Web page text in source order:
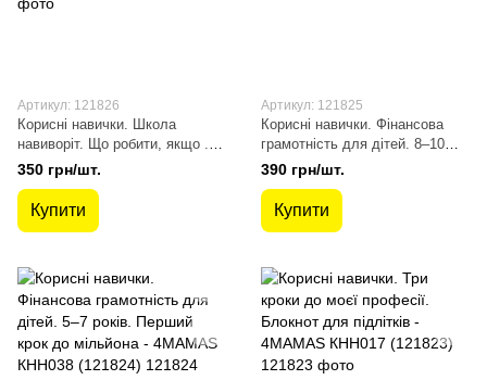
Артикул: 121826
Корисні навички. Школа
навиворіт. Що робити, якщо ...
? Ситуації, які можуть
трапитися з дитиною в школі.
Видання третє КНН034
(121826)
350 грн/шт.
Купити
Артикул: 121825
Корисні навички. Фінансова
грамотність для дітей. 8–10
років. Другий крок до мільйона
- 4MAMAS КНН039 (121825)
390 грн/шт.
Купити